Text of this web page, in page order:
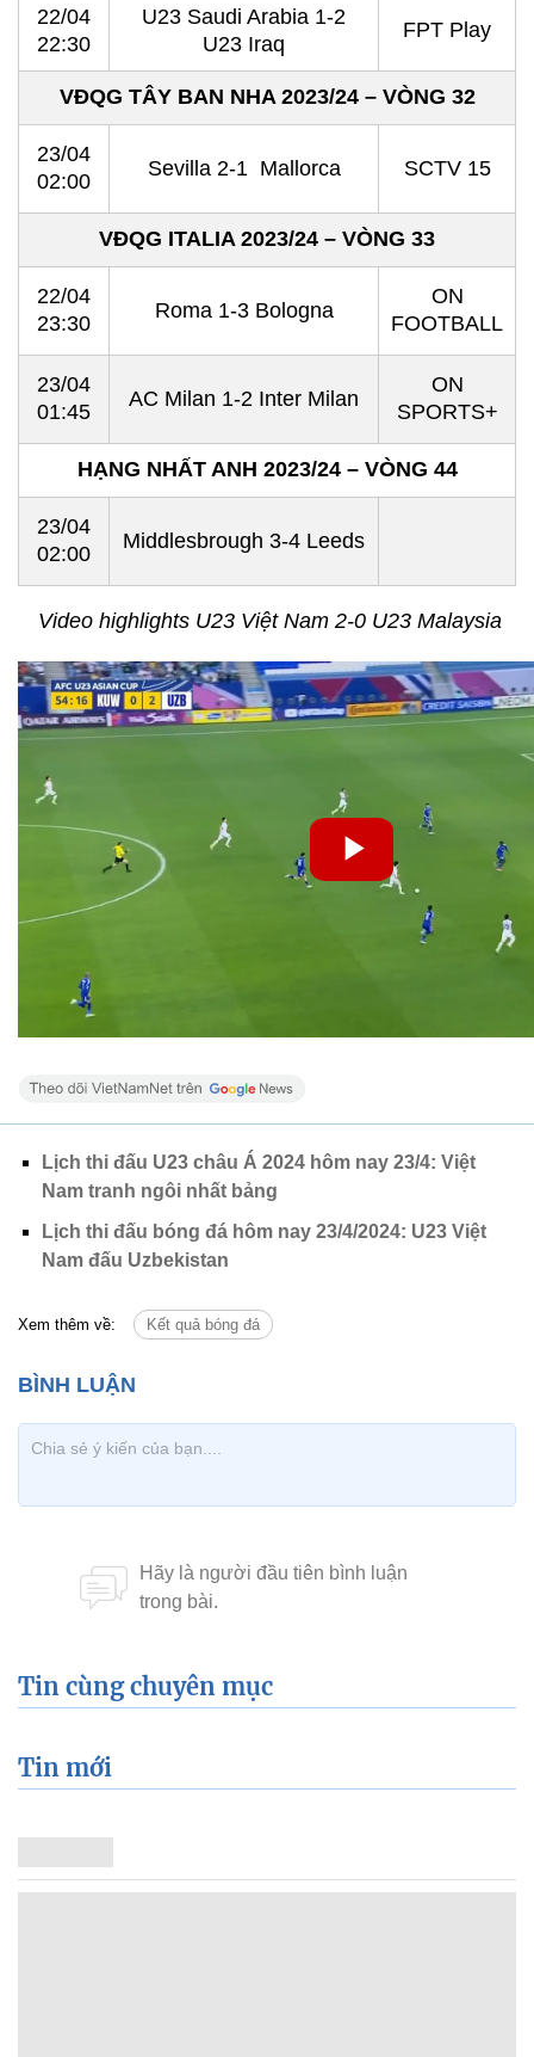
22/04
22:30
U23 Saudi Arabia 1-2
U23 Iraq
FPT Play
VĐQG TÂY BAN NHA 2023/24 – VÒNG 32
23/04
02:00
Sevilla 2-1 Mallorca SCTV 15
VĐQG ITALIA 2023/24 – VÒNG 33
22/04
23:30
Roma 1-3 Bologna
ON
FOOTBALL
23/04
01:45
AC Milan 1-2 Inter Milan
ON
SPORTS+
HẠNG NHẤT ANH 2023/24 – VÒNG 44
23/04
02:00
Middlesbrough 3-4 Leeds
Video highlights U23 Việt Nam 2-0 U23 Malaysia
Lịch thi đấu U23 châu Á 2024 hôm nay 23/4: Việt
Nam tranh ngôi nhất bảng
Lịch thi đấu bóng đá hôm nay 23/4/2024: U23 Việt
Nam đấu Uzbekistan
Xem thêm về: Kết quả bóng đá
Tin cùng chuyên mục
Tin mới